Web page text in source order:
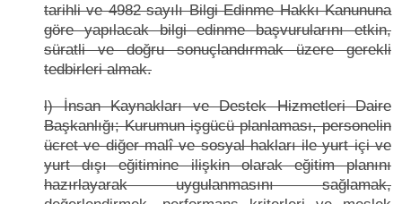
tarihli ve 4982 sayılı Bilgi Edinme Hakkı Kanununa
göre yapılacak bilgi edinme başvurularını etkin,
süratli ve doğru sonuçlandırmak üzere gerekli
tedbirleri almak.
l) İnsan Kaynakları ve Destek Hizmetleri Daire
Başkanlığı; Kurumun işgücü planlaması, personelin
ücret ve diğer malî ve sosyal hakları ile yurt içi ve
yurt dışı eğitimine ilişkin olarak eğitim planını
hazırlayarak uygulanmasını sağlamak,